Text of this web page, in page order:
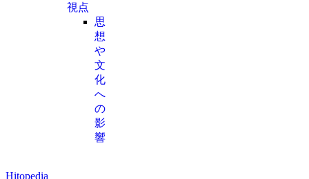
視点
思
想
や
文
化
へ
の
影
響
Hitopedia